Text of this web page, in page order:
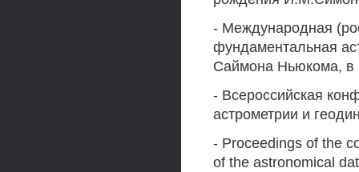
- Международная
фундаментальная
Саймона Ньюкома, в
- Всероссийская
астрометрии и
- Proceedings of the
of the astronomical